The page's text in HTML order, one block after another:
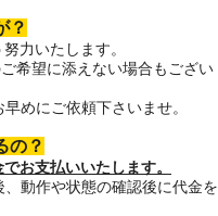
？
力いたします。
希望に添えない場合もござい
めにご依頼下さいませ。
の？
お支払いいたします。
動作や状態の確認後に代金を